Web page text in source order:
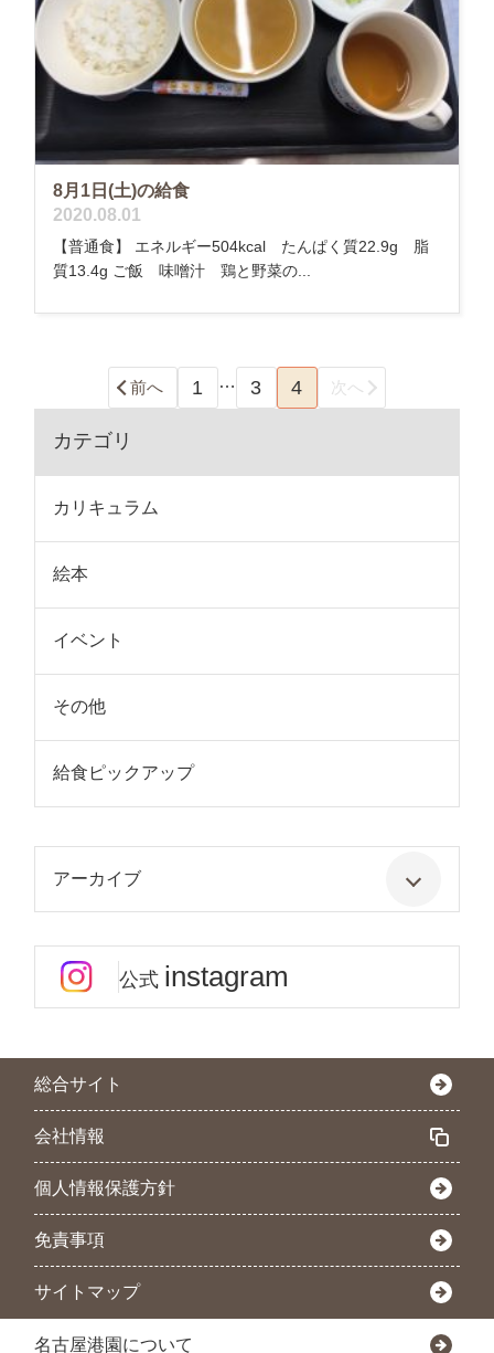
8月1日(土)の給食
2020.08.01
【普通食】 エネルギー504kcal たんぱく質22.9g 脂
質13.4g ご飯 味噌汁 鶏と野菜の...
前へ 1 … 3 4 次へ
カテゴリ
カリキュラム
絵本
イベント
その他
給食ピックアップ
アーカイブ
公式 instagram
総合サイト
会社情報
個人情報保護方針
免責事項
サイトマップ
名古屋港園について